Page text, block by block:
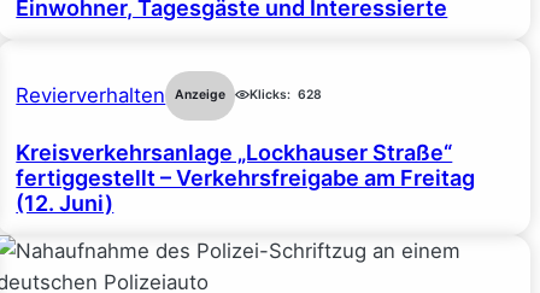
Einwohner, Tagesgäste und Interessierte
Revierverhalten Anzeige Klicks: 628
Kreisverkehrsanlage „Lockhauser Straße“
fertiggestellt – Verkehrsfreigabe am Freitag
(12. Juni)